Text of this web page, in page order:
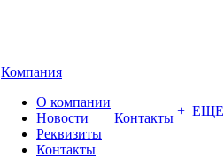
Компания
О компании
Новости
Реквизиты
Контакты
Контакты + ЕЩЕ